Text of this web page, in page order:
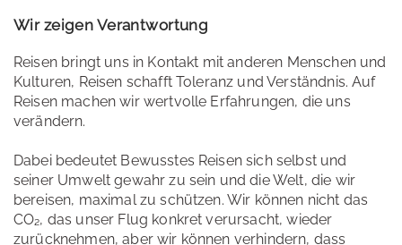
Wir zeigen Verantwortung
Reisen bringt uns in Kontakt mit anderen Menschen und
Kulturen, Reisen schafft Toleranz und Verständnis. Auf
Reisen machen wir wertvolle Erfahrungen, die uns
verändern.
Dabei bedeutet Bewusstes Reisen sich selbst und
seiner Umwelt gewahr zu sein und die Welt, die wir
bereisen, maximal zu schützen. Wir können nicht das
CO₂, das unser Flug konkret verursacht, wieder
zurücknehmen, aber wir können verhindern, dass